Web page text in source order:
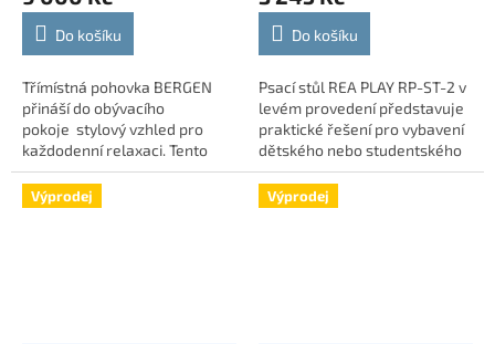
Do košíku
Třímístná pohovka BERGEN
přináší do obývacího
pokoje stylový vzhled pro
každodenní relaxaci. Tento
model je navržen v pevném
provedení bez rozkladu a
úložného...
Do košíku
Psací stůl REA PLAY RP-ST-2 v
levém provedení představuje
praktické řešení pro vybavení
dětského nebo studentského
pokoje. Díky svému provedení
v odstínu dub bardolíno se
snadno...
Výprodej Výprodej